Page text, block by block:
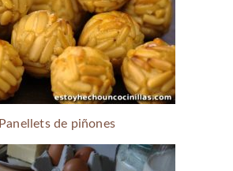
Panellets de piñones